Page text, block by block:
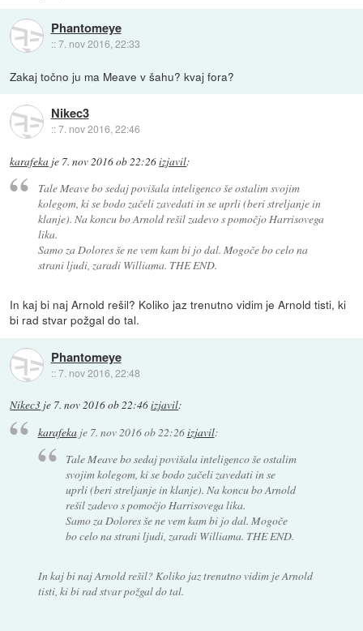
Phantomeye
::7. nov 2016, 22:33
Zakaj točno ju ma Meave v šahu? kvaj fora?
Nikec3
::7. nov 2016, 22:46
karafeka je 7. nov 2016 ob 22:26izjavil:
Tale Meave bo sedaj povišala inteligenco še ostalim svojim
kolegom, ki se bodo začeli zavedati in se uprli (beri streljanje in
klanje). Na koncu bo Arnold rešil zadevo s pomočjo Harrisovega
lika.
Samo za Dolores še ne vem kam bi jo dal. Mogoče bo celo na
strani ljudi, zaradi Williama. THE END.
In kaj bi naj Arnold rešil? Koliko jaz trenutno vidim je Arnold tisti, ki
bi rad stvar požgal do tal.
Phantomeye
::7. nov 2016, 22:48
Nikec3 je 7. nov 2016 ob 22:46izjavil:
karafekaje 7. nov 2016 ob 22:26izjavil:
Tale Meave bo sedaj povišala inteligenco še ostalim
svojim kolegom, ki se bodo začeli zavedati in se
uprli (beri streljanje in klanje). Na koncu bo Arnold
rešil zadevo s pomočjo Harrisovega lika.
Samo za Dolores še ne vem kam bi jo dal. Mogoče
bo celo na strani ljudi, zaradi Williama. THE END.
In kaj bi naj Arnold rešil? Koliko jaz trenutno vidim je Arnold
tisti, ki bi rad stvar požgal do tal.